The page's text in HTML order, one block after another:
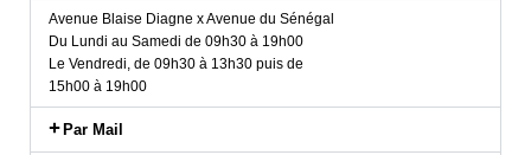
Avenue Blaise Diagne x Avenue du Sénégal
Du Lundi au Samedi de 09h30 à 19h00
Le Vendredi, de 09h30 à 13h30 puis de
15h00 à 19h00
Par Mail